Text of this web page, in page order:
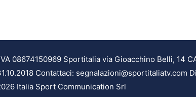
08674150969 Sportitalia via Gioacchino Belli, 14
Contattaci: segnalazioni@sportitaliatv.com
Italia Sport Communication Srl